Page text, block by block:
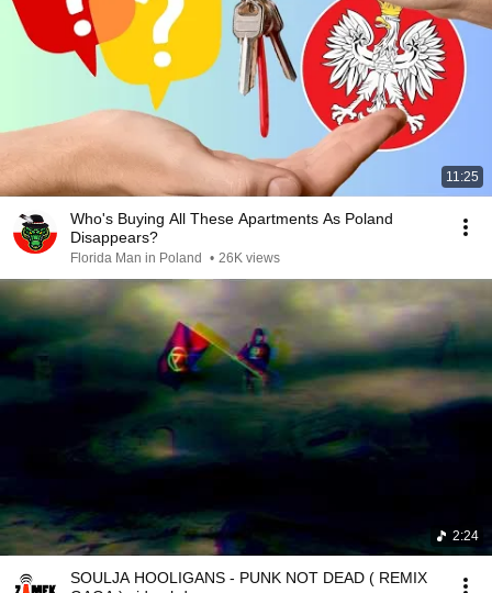
11:25
Who's Buying All These Apartments As Poland
Disappears?
Florida Man in Poland • 26K views
2:24
SOULJA HOOLIGANS - PUNK NOT DEAD ( REMIX